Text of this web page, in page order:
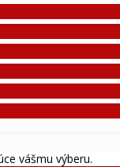
vášmu výberu.